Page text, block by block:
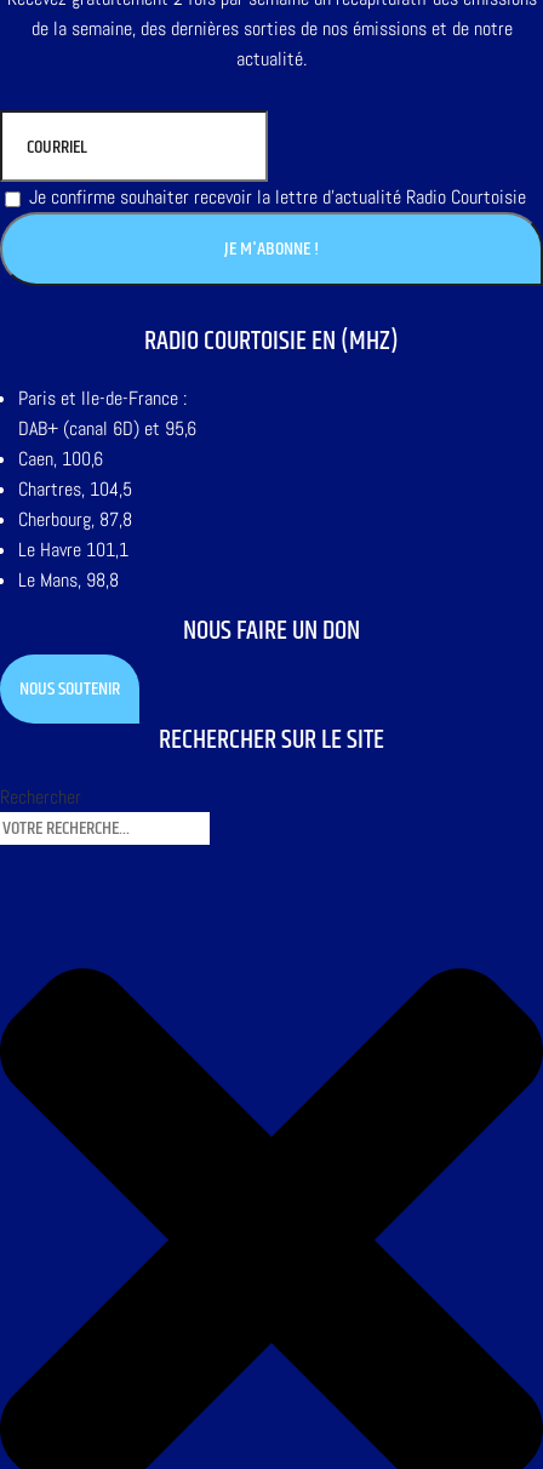
de la semaine, des dernières sorties de nos émissions et de notre
actualité.
Je confirme souhaiter recevoir la lettre d'actualité Radio Courtoisie
RADIO COURTOISIE EN (MHZ)
Paris et Ile-de-France :
DAB+ (canal 6D) et 95,6
Caen, 100,6
Chartres, 104,5
Cherbourg, 87,8
Le Havre 101,1
Le Mans, 98,8
NOUS FAIRE UN DON
NOUS SOUTENIR
RECHERCHER SUR LE SITE
Rechercher